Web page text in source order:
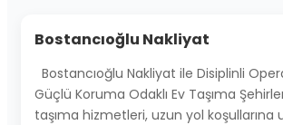
Bostancıoğlu Nakliyat
Bostancıoğlu Nakliyat ile Disiplinli
Güçlü Koruma Odaklı Ev Taşıma
taşıma hizmetleri, uzun yol koşullarına